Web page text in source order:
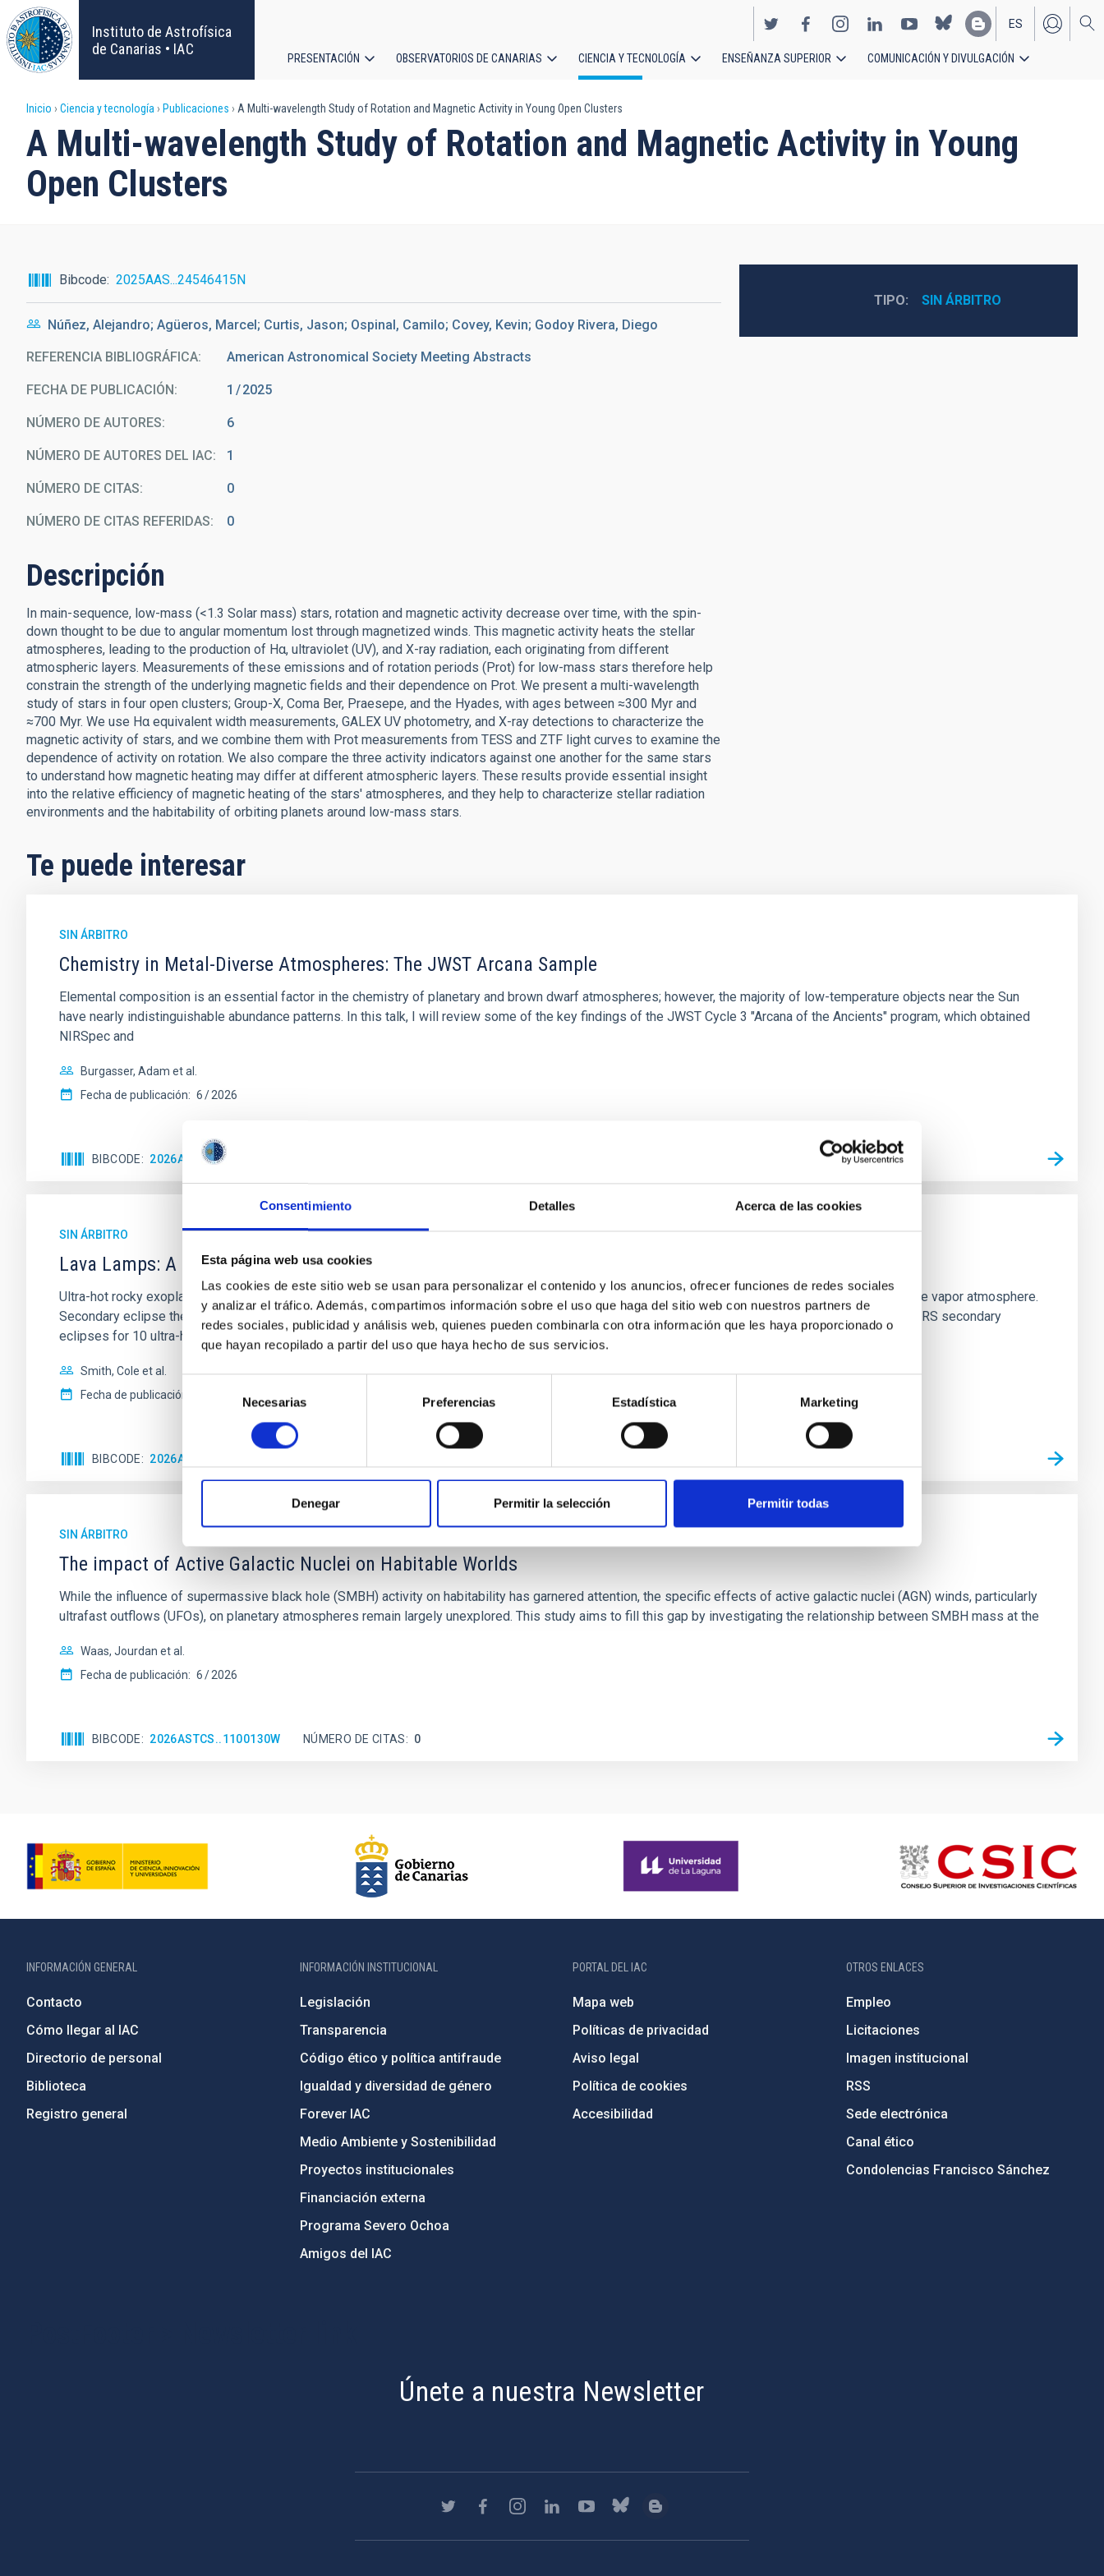
Consentimiento Detalles Acerca de las cookies
Esta página web usa cookies
Las cookies de este sitio web se usan para personalizar el contenido y los anuncios, ofrecer funciones de redes sociales
y analizar el tráfico. Además, compartimos información sobre el uso que haga del sitio web con nuestros partners de
redes sociales, publicidad y análisis web, quienes pueden combinarla con otra información que les haya proporcionado o
que hayan recopilado a partir del uso que haya hecho de sus servicios.
de
consentimiento
Necesarias Preferencias Estadística Marketing
Denegar Permitir la selección Permitir todas
Pasar
al
contenido
principal
Instituto de Astrofísica
de Canarias • IAC
EN
ES
principal
PRESENTACIÓN OBSERVATORIOS DE CANARIAS CIENCIA Y TECNOLOGÍA ENSEÑANZA SUPERIOR COMUNICACIÓN Y DIVULGACIÓN
Sobrescribir
enlaces
de
a
la
navegación
Inicio Ciencia y tecnología Publicaciones A Multi-wavelength Study of Rotation and Magnetic Activity in Young Open Clusters
A Multi-wavelength Study of Rotation and Magnetic Activity in Young
Open Clusters
Bibcode 2025AAS...24546415N
Núñez, Alejandro; Agüeros, Marcel; Curtis, Jason; Ospinal, Camilo; Covey, Kevin; Godoy Rivera, Diego
REFERENCIA BIBLIOGRÁFICA American Astronomical Society Meeting Abstracts
FECHA DE PUBLICACIÓN: 1 2025
NÚMERO DE AUTORES 6
NÚMERO DE AUTORES DEL IAC 1
NÚMERO DE CITAS 0
NÚMERO DE CITAS REFERIDAS 0
Descripción
In main-sequence, low-mass (<1.3 Solar mass) stars, rotation and magnetic activity decrease over time, with the spin-
down thought to be due to angular momentum lost through magnetized winds. This magnetic activity heats the stellar
atmospheres, leading to the production of Hα, ultraviolet (UV), and X-ray radiation, each originating from different
atmospheric layers. Measurements of these emissions and of rotation periods (Prot) for low-mass stars therefore help
constrain the strength of the underlying magnetic fields and their dependence on Prot. We present a multi-wavelength
study of stars in four open clusters; Group-X, Coma Ber, Praesepe, and the Hyades, with ages between ≈300 Myr and
≈700 Myr. We use Hα equivalent width measurements, GALEX UV photometry, and X-ray detections to characterize the
magnetic activity of stars, and we combine them with Prot measurements from TESS and ZTF light curves to examine the
dependence of activity on rotation. We also compare the three activity indicators against one another for the same stars
to understand how magnetic heating may differ at different atmospheric layers. These results provide essential insight
into the relative efficiency of magnetic heating of the stars' atmospheres, and they help to characterize stellar radiation
environments and the habitability of orbiting planets around low-mass stars.
TIPO SIN ÁRBITRO
Te puede interesar
SIN ÁRBITRO
Chemistry in Metal-Diverse Atmospheres: The JWST Arcana Sample
Elemental composition is an essential factor in the chemistry of planetary and brown dwarf atmospheres; however, the majority of low-temperature objects near the Sun
have nearly indistinguishable abundance patterns. In this talk, I will review some of the key findings of the JWST Cycle 3 "Arcana of the Ancients" program, which obtained
NIRSpec and
Burgasser, Adam et al.
Fecha de publicación: 6 2026
BIBCODE 2026ASTCS..1110204B
SIN ÁRBITRO
Lava Lamps: A survey to search for silicate vapor atmospheres in the ultra-hot terrestrial planet population
Ultra-hot rocky exoplanets above 1700 K may possess dayside temperatures that are hot enough to have their surfaces vaporize and become a silicate vapor atmosphere.
Secondary eclipse thermal emission can efficiently probe for the presence of these atmospheres on a rocky planet. We observed single JWST MIRI/LRS secondary
eclipses for 10 ultra-hot
Smith, Cole et al.
Fecha de publicación:
BIBCODE 2026ASTCS..1160088S
SIN ÁRBITRO
The impact of Active Galactic Nuclei on Habitable Worlds
While the influence of supermassive black hole (SMBH) activity on habitability has garnered attention, the specific effects of active galactic nuclei (AGN) winds, particularly
ultrafast outflows (UFOs), on planetary atmospheres remain largely unexplored. This study aims to fill this gap by investigating the relationship between SMBH mass at the
Waas, Jourdan et al.
Fecha de publicación: 6 2026
BIBCODE 2026ASTCS..1100130W NÚMERO DE CITAS 0
INFORMACIÓN GENERAL
Contacto
Cómo llegar al IAC
Directorio de personal
Biblioteca
Registro general
INFORMACIÓN INSTITUCIONAL
Legislación
Transparencia
Código ético y política antifraude
Igualdad y diversidad de género
Forever IAC
Medio Ambiente y Sostenibilidad
Proyectos institucionales
Financiación externa
Programa Severo Ochoa
Amigos del IAC
PORTAL DEL IAC
Mapa web
Políticas de privacidad
Aviso legal
Política de cookies
Accesibilidad
OTROS ENLACES
Empleo
Licitaciones
Imagen institucional
RSS
Sede electrónica
Canal ético
Condolencias Francisco Sánchez
Únete a nuestra Newsletter